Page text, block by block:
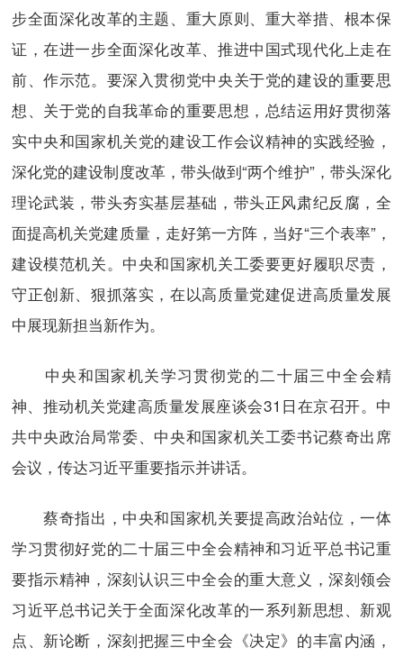
步全面深化改革的主题、重大原则、重大举措、根本保
证，在进一步全面深化改革、推进中国式现代化上走在
前、作示范。要深入贯彻党中央关于党的建设的重要思
想、关于党的自我革命的重要思想，总结运用好贯彻落
实中央和国家机关党的建设工作会议精神的实践经验，
深化党的建设制度改革，带头做到“两个维护”，带头深化
理论武装，带头夯实基层基础，带头正风肃纪反腐，全
面提高机关党建质量，走好第一方阵，当好“三个表率”，
建设模范机关。中央和国家机关工委要更好履职尽责，
守正创新、狠抓落实，在以高质量党建促进高质量发展
中展现新担当新作为。
中央和国家机关学习贯彻党的二十届三中全会精
神、推动机关党建高质量发展座谈会31日在京召开。中
共中央政治局常委、中央和国家机关工委书记蔡奇出席
会议，传达习近平重要指示并讲话。
蔡奇指出，中央和国家机关要提高政治站位，一体
学习贯彻好党的二十届三中全会精神和习近平总书记重
要指示精神，深刻认识三中全会的重大意义，深刻领会
习近平总书记关于全面深化改革的一系列新思想、新观
点、新论断，深刻把握三中全会《决定》的丰富内涵，